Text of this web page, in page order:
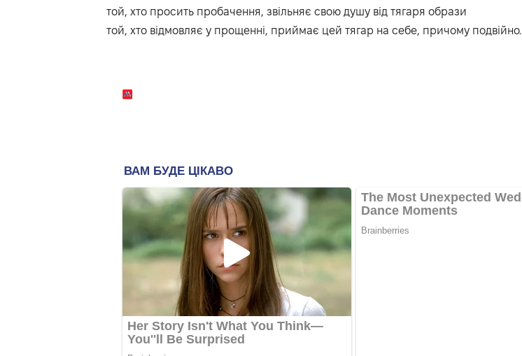
той, хто просить пробачення, звільняє свою душу від тягаря образи
той, хто відмовляє у прощенні, приймає цей тягар на себе, причому подвійно.